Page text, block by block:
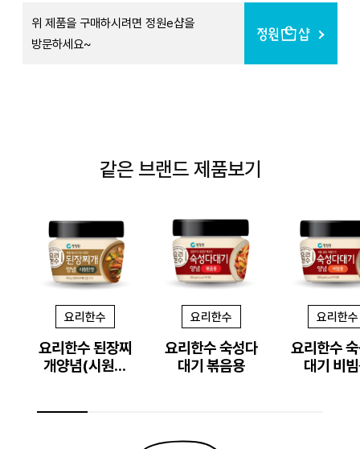
위 제품을 구매하시려면 정원e샵을
방문하세요~
같은 브랜드 제품보기
요리한수
요리한수 된장찌
개양념(시원한
요리한수
요리한수 숙성다
대기 볶음용
요리한수
요리한수
대기 비